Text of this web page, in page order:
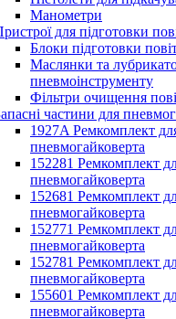
Манометри
для підготовки
Блоки підготовки
Маслянки та
пневмоінструменту
Фільтри очищення
частини для
1927A Ремкомплект
пневмогайковерта
152281 Ремкомплект
пневмогайковерта
152681 Ремкомплект
пневмогайковерта
152771 Ремкомплект
пневмогайковерта
152781 Ремкомплект
пневмогайковерта
155601 Ремкомплект
пневмогайковерта